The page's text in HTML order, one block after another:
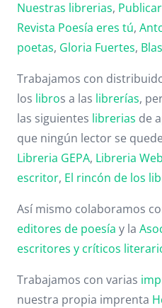
Nuestras librerias,
Revista Poesía eres tú,
poetas, Gloria Fuertes,
Trabajamos con
los libros a las librerías,
las siguientes librerias de
que ningún lector se
Libreria GEPA, Libreria
escritor, El rincón de los
Así mismo colaboramos
editores de poesía y la
escritores y críticos
Trabajamos con varias
nuestra propia imprenta